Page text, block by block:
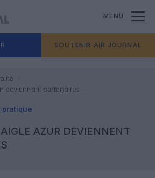
MENU
SOUTENIR AIR JOURNAL
deviennent partenaires
pratique
AZUR DEVIENNENT